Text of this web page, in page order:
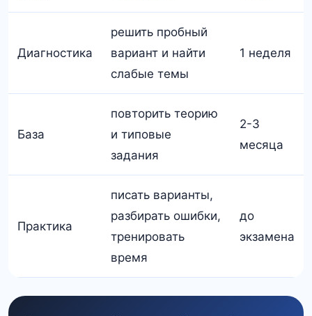
Диагностика
решить пробный
вариант и найти
слабые темы
1 неделя
База
повторить теорию
и типовые
задания
2-3
месяца
Практика
писать варианты,
разбирать ошибки,
тренировать
время
до
экзамена